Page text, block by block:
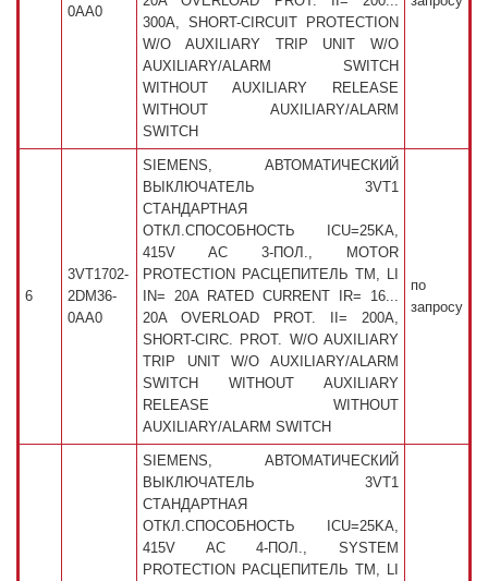
0AA0
300A, SHORT-CIRCUIT PROTECTION
W/O AUXILIARY TRIP UNIT W/O
AUXILIARY/ALARM SWITCH
WITHOUT AUXILIARY RELEASE
WITHOUT AUXILIARY/ALARM
SWITCH
6
3VT1702-
2DM36-
0AA0
SIEMENS, АВТОМАТИЧЕСКИЙ
ВЫКЛЮЧАТЕЛЬ 3VT1
СТАНДАРТНАЯ
ОТКЛ.СПОСОБНОСТЬ ICU=25KA,
415V AC 3-ПОЛ., MOTOR
PROTECTION РАСЦЕПИТЕЛЬ TM, LI
IN= 20A RATED CURRENT IR= 16...
20A OVERLOAD PROT. II= 200A,
SHORT-CIRC. PROT. W/O AUXILIARY
TRIP UNIT W/O AUXILIARY/ALARM
SWITCH WITHOUT AUXILIARY
RELEASE WITHOUT
AUXILIARY/ALARM SWITCH
по
запросу
SIEMENS, АВТОМАТИЧЕСКИЙ
ВЫКЛЮЧАТЕЛЬ 3VT1
СТАНДАРТНАЯ
ОТКЛ.СПОСОБНОСТЬ ICU=25KA,
415V AC 4-ПОЛ., SYSTEM
PROTECTION РАСЦЕПИТЕЛЬ TM, LI